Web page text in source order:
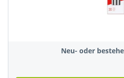
Neu- oder